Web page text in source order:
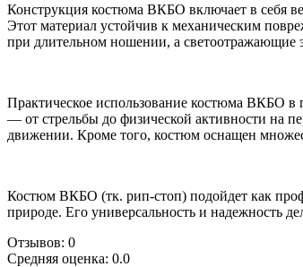
Конструкция костюма ВКБО включает в себя
Этот материал устойчив к механическим
при длительном ношении, а светоотражающие
Практическое использование костюма ВКБО в
— от стрельбы до физической активности на
движении. Кроме того, костюм оснащен
Костюм ВКБО (тк. рип-стоп) подойдет как
природе. Его универсальность и надежность
Отзывов: 0
Средняя оценка: 0.0